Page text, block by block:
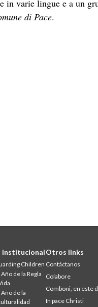
in varie lingue e a un
di Pace.
institucional
Children
de la Regla
de la
Otros links
Contáctanos
Colabore
Comboni, en este
In pace Christi